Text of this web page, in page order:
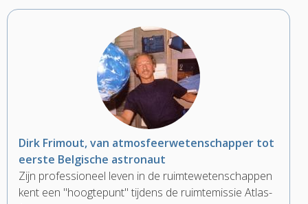
Dirk Frimout, van atmosfeerwetenschapper tot
eerste Belgische astronaut
Zijn professioneel leven in de ruimtewetenschappen
kent een "hoogtepunt" tijdens de ruimtemissie Atlas-